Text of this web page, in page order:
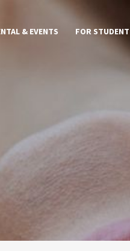
& EVENTS FOR